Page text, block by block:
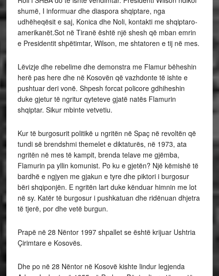
shumë, I informuar dhe diaspora shqiptare, nga
udhëheqësit e saj, Konica dhe Noli, kontakti me shqiptaro-
amerikanët.​​​​​​​Sot në Tiranë është një shesh që mban emrin
e Presidentit shpëtimtar, Wilson, me shtatoren e tij në mes.
Lëvizje dhe rebelime dhe demonstra me Flamur bëheshin
herë pas here dhe në Kosovën që vazhdonte të ishte e
pushtuar deri vonë. Shpesh forcat policore gdhiheshin
duke gjetur të ngritur qyteteve gjatë natës Flamurin
shqiptar. Sikur mbinte vetvetiu.
Kur të burgosurit politikë u ngritën në Spaç në revoltën që
tundi së brendshmi themelet e diktaturës, në 1973, ata
ngritën në mes të kampit, brenda telave me gjëmba,
Flamurin pa yllin komunist. Po ku e gjetën? Një këmishë të
bardhë e ngjyen me gjakun e tyre dhe piktori i burgosur
bëri shqiponjën. E ngritën lart duke kënduar himnin me lot
në sy. Katër të burgosur i pushkatuan dhe ridënuan dhjetra
të tjerë, por dhe vetë burgun.
Prapë në 28 Nëntor 1997 shpallet se është krijuar Ushtria
Çirimtare e Kosovës. ​​​​​​​​​​​
Dhe po në 28 Nëntor në Kosovë kishte lindur legjenda